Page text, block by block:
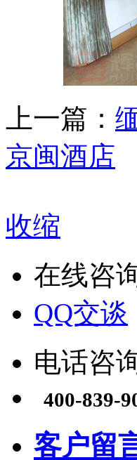
上一篇：
京闽酒店
收缩
在线咨
QQ交谈
电话咨
400-839-
客户留